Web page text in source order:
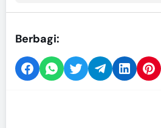
Berbagi: